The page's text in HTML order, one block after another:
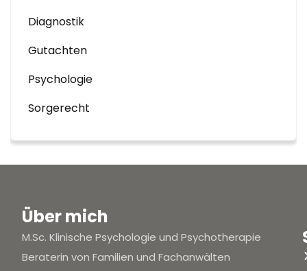
Diagnostik
Gutachten
Psychologie
Sorgerecht
Über mich
M.Sc. Klinische Psychologie und Psychotherapie
Beraterin von Familien und Fachanwälten